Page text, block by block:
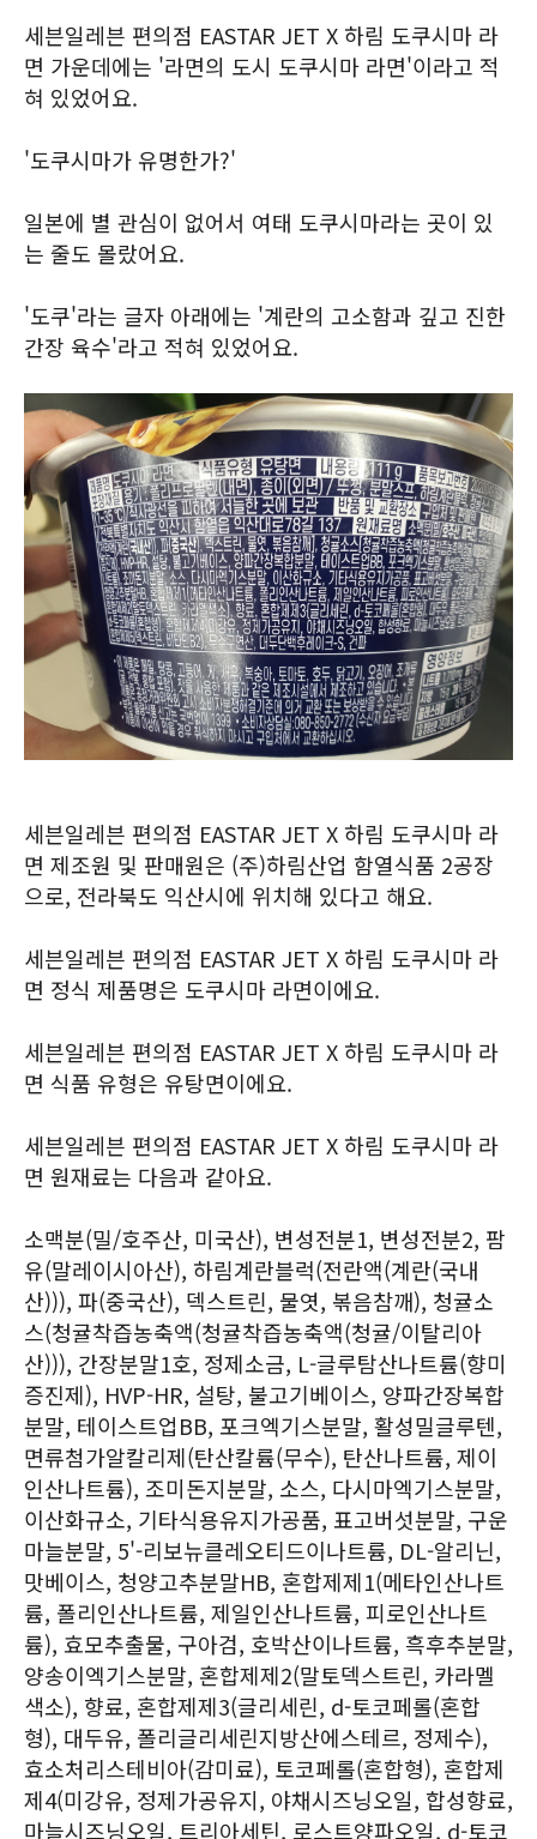
세븐일레븐 편의점 EASTAR JET X 하림 도쿠시마 라
면 가운데에는 '라면의 도시 도쿠시마 라면'이라고 적
혀 있었어요.
'도쿠시마가 유명한가?'
일본에 별 관심이 없어서 여태 도쿠시마라는 곳이 있
는 줄도 몰랐어요.
'도쿠'라는 글자 아래에는 '계란의 고소함과 깊고 진한
간장 육수'라고 적혀 있었어요.
세븐일레븐 편의점 EASTAR JET X 하림 도쿠시마 라
면 제조원 및 판매원은 (주)하림산업 함열식품 2공장
으로, 전라북도 익산시에 위치해 있다고 해요.
세븐일레븐 편의점 EASTAR JET X 하림 도쿠시마 라
면 정식 제품명은 도쿠시마 라면이에요.
세븐일레븐 편의점 EASTAR JET X 하림 도쿠시마 라
면 식품 유형은 유탕면이에요.
세븐일레븐 편의점 EASTAR JET X 하림 도쿠시마 라
면 원재료는 다음과 같아요.
소맥분(밀/호주산, 미국산), 변성전분1, 변성전분2, 팜
유(말레이시아산), 하림계란블럭(전란액(계란(국내
산))), 파(중국산), 덱스트린, 물엿, 볶음참깨), 청귤소
스(청귤착즙농축액(청귤착즙농축액(청귤/이탈리아
산))), 간장분말1호, 정제소금, L-글루탐산나트륨(향미
증진제), HVP-HR, 설탕, 불고기베이스, 양파간장복합
분말, 테이스트업BB, 포크엑기스분말, 활성밀글루텐,
면류첨가알칼리제(탄산칼륨(무수), 탄산나트륨, 제이
인산나트륨), 조미돈지분말, 소스, 다시마엑기스분말,
이산화규소, 기타식용유지가공품, 표고버섯분말, 구운
마늘분말, 5'-리보뉴클레오티드이나트륨, DL-알리닌,
맛베이스, 청양고추분말HB, 혼합제제1(메타인산나트
륨, 폴리인산나트륨, 제일인산나트륨, 피로인산나트
륨), 효모추출물, 구아검, 호박산이나트륨, 흑후추분말,
양송이엑기스분말, 혼합제제2(말토덱스트린, 카라멜
색소), 향료, 혼합제제3(글리세린, d-토코페롤(혼합
형), 대두유, 폴리글리세린지방산에스테르, 정제수),
효소처리스테비아(감미료), 토코페롤(혼합형), 혼합제
제4(미강유, 정제가공유지, 야채시즈닝오일, 합성향료,
마늘시즈닝오일, 트리아세틴, 로스트양파오일, d-토코